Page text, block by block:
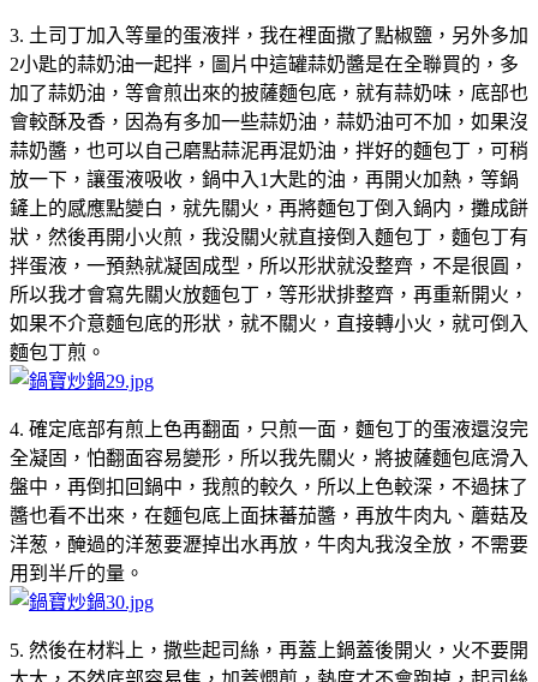
3. 土司丁加入等量的蛋液拌，我在裡面撒了點椒鹽，另外多加
2小匙的蒜奶油一起拌，圖片中這罐蒜奶醬是在全聯買的，多
加了蒜奶油，等會煎出來的披薩麵包底，就有蒜奶味，底部也
會較酥及香，因為有多加一些蒜奶油，蒜奶油可不加，如果沒
蒜奶醬，也可以自己磨點蒜泥再混奶油，拌好的麵包丁，可稍
放一下，讓蛋液吸收，鍋中入1大匙的油，再開火加熱，等鍋
鏟上的感應點變白，就先關火，再將麵包丁倒入鍋内，攤成餅
狀，然後再開小火煎，我没關火就直接倒入麵包丁，麵包丁有
拌蛋液，一預熱就凝固成型，所以形狀就没整齊，不是很圓，
所以我才會寫先關火放麵包丁，等形狀排整齊，再重新開火，
如果不介意麵包底的形狀，就不關火，直接轉小火，就可倒入
麵包丁煎。
4. 確定底部有煎上色再翻面，只煎一面，麵包丁的蛋液還沒完
全凝固，怕翻面容易變形，所以我先關火，將披薩麵包底滑入
盤中，再倒扣回鍋中，我煎的較久，所以上色較深，不過抹了
醬也看不出來，在麵包底上面抹蕃茄醬，再放牛肉丸、蘑菇及
洋葱，醃過的洋葱要瀝掉出水再放，牛肉丸我沒全放，不需要
用到半斤的量。
5. 然後在材料上，撒些起司絲，再蓋上鍋蓋後開火，火不要開